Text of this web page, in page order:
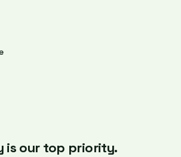
is our top priority.